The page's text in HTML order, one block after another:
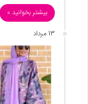
بیشتر بخوانید »
13 مرداد